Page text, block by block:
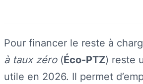
Pour financer le reste à
à taux zéro(Éco-PTZ) reste
utile en 2026. Il permet